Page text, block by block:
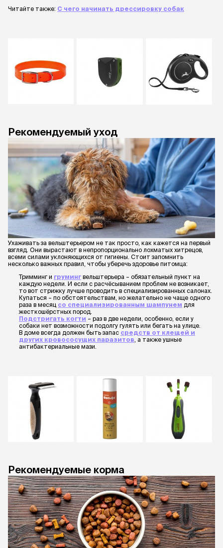
Читайте также: С чего начинать дрессировку собак
Рекомендуемый уход
Ухаживать за вельштерьером не так просто, как кажется на первый
взгляд. Они вырастают в непропорционально лохматых хитрецов,
всеми силами уклоняющихся от гигиены. Стоит запомнить
несколько важных правил, чтобы уберечь здоровье питомца:
Тримминг и груминг вельштерьера – обязательный пункт на
каждую недели. И если с расчёсыванием проблем не возникает,
то вот стрижку лучше проводить в специализированных салонах.
Купаться – по обстоятельствам, но желательно не чаще одного
раза в месяц со специализированным шампунем для
жесткошёрстных пород.
Подстригать когти – раз в две недели, особенно, если у
собаки нет возможности подолгу гулять или бегать на улице.
В доме всегда должен быть запас средств от клещей и
других кровососущих паразитов , а также ушные
антибактериальные мази.
Рекомендуемые корма